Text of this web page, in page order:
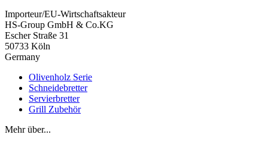
Importeur/EU-Wirtschaftsakteur
HS-Group GmbH & Co.KG
Escher Straße 31
50733 Köln
Germany
Olivenholz Serie
Schneidebretter
Servierbretter
Grill Zubehör
Mehr über...